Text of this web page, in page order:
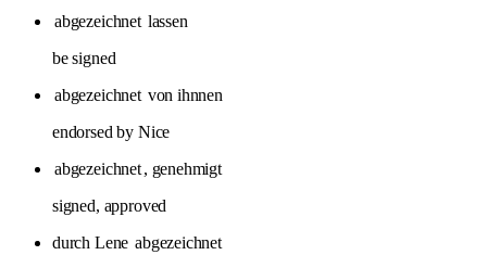
abgezeichnet lassen
be signed
abgezeichnet von ihnnen
endorsed by Nice
abgezeichnet, genehmigt
signed, approved
durch Lene abgezeichnet